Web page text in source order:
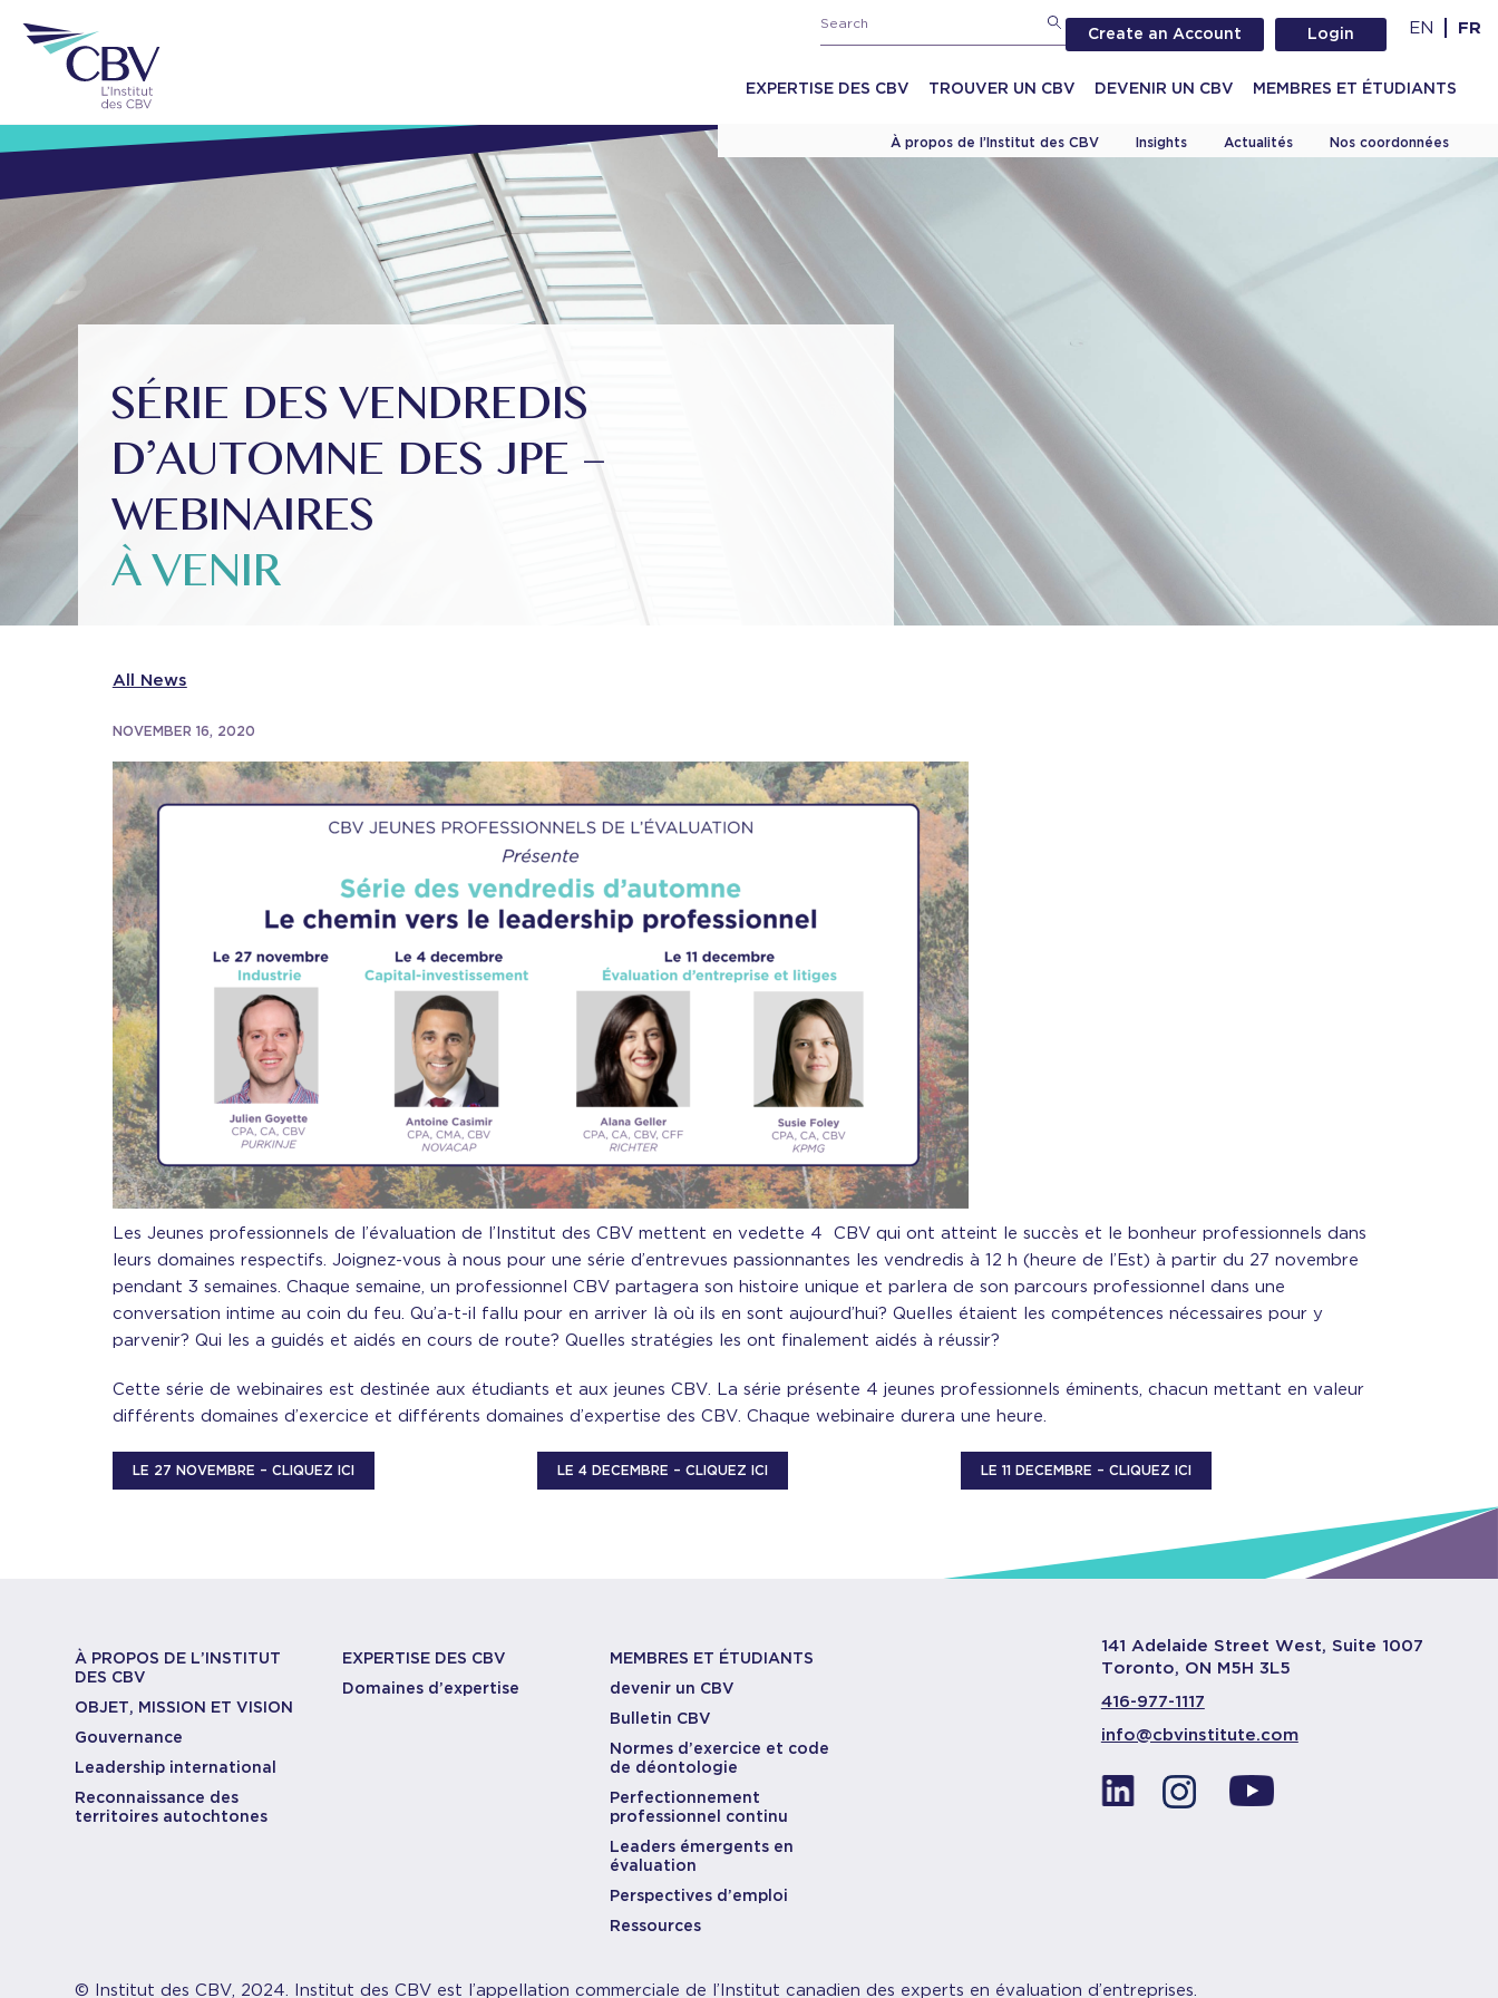
Create an Account Login EN FR
EXPERTISE DES CBV TROUVER UN CBV DEVENIR UN CBV MEMBRES ET ÉTUDIANTS
À propos de l’Institut des CBV Insights Actualités Nos coordonnées
SÉRIE DES VENDREDIS
D’AUTOMNE DES JPE –
WEBINAIRES
À VENIR
All News
NOVEMBER 16, 2020
Les Jeunes professionnels de l’évaluation de l’Institut des CBV mettent en vedette 4 CBV qui ont atteint le succès et le bonheur professionnels dans
leurs domaines respectifs. Joignez-vous à nous pour une série d’entrevues passionnantes les vendredis à 12 h (heure de l’Est) à partir du 27 novembre
pendant 3 semaines. Chaque semaine, un professionnel CBV partagera son histoire unique et parlera de son parcours professionnel dans une
conversation intime au coin du feu. Qu’a-t-il fallu pour en arriver là où ils en sont aujourd’hui? Quelles étaient les compétences nécessaires pour y
parvenir? Qui les a guidés et aidés en cours de route? Quelles stratégies les ont finalement aidés à réussir?
Cette série de webinaires est destinée aux étudiants et aux jeunes CBV. La série présente 4 jeunes professionnels éminents, chacun mettant en valeur
différents domaines d’exercice et différents domaines d’expertise des CBV. Chaque webinaire durera une heure.
LE 27 NOVEMBRE – CLIQUEZ ICI LE 4 DECEMBRE – CLIQUEZ ICI LE 11 DECEMBRE – CLIQUEZ ICI
À PROPOS DE L’INSTITUT
DES CBV
OBJET, MISSION ET VISION
Gouvernance
Leadership international
Reconnaissance des
territoires autochtones
EXPERTISE DES CBV
Domaines d’expertise
MEMBRES ET ÉTUDIANTS
devenir un CBV
Bulletin CBV
Normes d’exercice et code
de déontologie
Perfectionnement
professionnel continu
Leaders émergents en
évaluation
Perspectives d’emploi
Ressources
141 Adelaide Street West, Suite 1007
Toronto, ON M5H 3L5
416-977-1117
info@cbvinstitute.com
© Institut des CBV, 2024. Institut des CBV est l’appellation commerciale de l’Institut canadien des experts en évaluation d’entreprises.